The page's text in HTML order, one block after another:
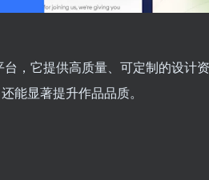
台，它提供高质量、可定制的设计
能显著提升作品品质。